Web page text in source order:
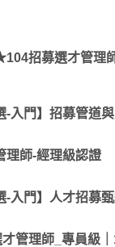
招募選才管理
-入門】招募管道
理師-經理級認證
-入門】人才招募
管理師_專員級